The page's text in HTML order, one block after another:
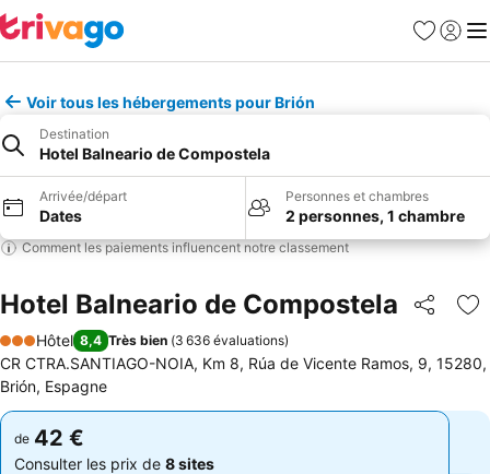
Favoris
Se
Voir tous les hébergements pour Brión
Destination
Hotel Balneario de Compostela
Arrivée/départ
Dates
Personnes et chambres
2 personnes, 1 chambre
Comment les paiements influencent notre classement
Hotel Balneario de Compostela Partager
3 Étoiles
Hôtel 8,4 Très bien (3 636 évaluations)
CR CTRA.SANTIAGO-NOIA, Km 8, Rúa de Vicente Ramos, 9, 15280,
Brión, Espagne
de 42 €
Consulter les prix de 8 sites
de 42 €
Consulter les prix de 8 sites